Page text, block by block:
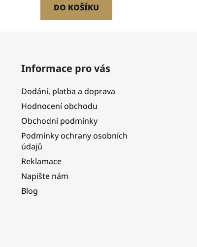
DO KOŠÍKU
Informace pro vás
Dodání, platba a doprava
Hodnocení obchodu
Obchodní podmínky
Podmínky ochrany osobních
údajů
Reklamace
Napište nám
Blog